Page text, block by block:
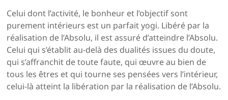
Celui dont l’activité, le bonheur et l’objectif sont
purement intérieurs est un parfait yogi. Libéré par la
réalisation de l’Absolu, il est assuré d’atteindre l’Absolu.
Celui qui s’établit au-delà des dualités issues du doute,
qui s’affranchit de toute faute, qui œuvre au bien de
tous les êtres et qui tourne ses pensées vers l’intérieur,
celui-là atteint la libération par la réalisation de l’Absolu.